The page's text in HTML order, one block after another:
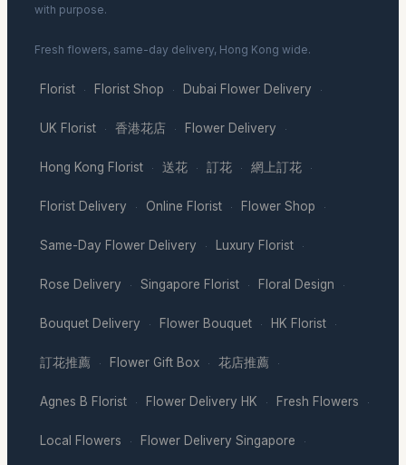
with purpose.
Fresh flowers, same-day delivery, Hong Kong wide.
Florist · Florist Shop · Dubai Flower Delivery ·
UK Florist · 香港花店 · Flower Delivery ·
Hong Kong Florist · 送花 · 訂花 · 網上訂花 ·
Florist Delivery · Online Florist · Flower Shop ·
Same-Day Flower Delivery · Luxury Florist ·
Rose Delivery · Singapore Florist · Floral Design ·
Bouquet Delivery · Flower Bouquet · HK Florist ·
訂花推薦 · Flower Gift Box · 花店推薦 ·
Agnes B Florist · Flower Delivery HK · Fresh Flowers ·
Local Flowers · Flower Delivery Singapore ·